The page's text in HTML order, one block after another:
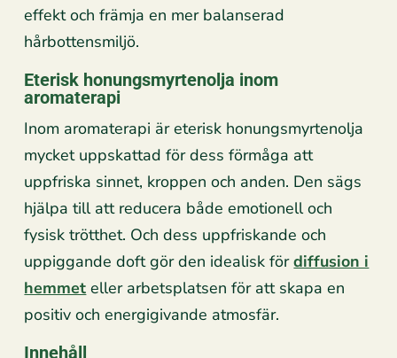
effekt och främja en mer balanserad
hårbottensmiljö.
Eterisk honungsmyrtenolja inom
aromaterapi
Inom aromaterapi är eterisk honungsmyrtenolja
mycket uppskattad för dess förmåga att
uppfriska sinnet, kroppen och anden. Den sägs
hjälpa till att reducera både emotionell och
fysisk trötthet. Och dess uppfriskande och
uppiggande doft gör den idealisk fördiffusion i
hemmet eller arbetsplatsen för att skapa en
positiv och energigivande atmosfär.
Innehåll